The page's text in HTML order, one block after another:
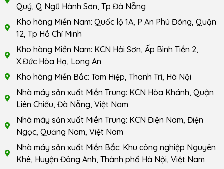
Quý, Q Ngũ Hành Sơn, Tp Đà Nẵng
Kho hàng Miền Nam: Quốc lộ 1A, P An Phú Đông, Quận
12, Tp Hồ Chí Minh
Kho hàng Miền Nam: KCN Hải Sơn, Ấp Bình Tiền 2,
X.Đức Hòa Hạ, Long An
Kho hàng Miền Bắc: Tam Hiệp, Thanh Trì, Hà Nội
Nhà máy sản xuất Miền Trung: KCN Hòa Khánh, Quận
Liên Chiểu, Đà Nẵng, Việt Nam
Nhà máy sản xuất Miền Trung: KCN Điện Nam, Điện
Ngọc, Quảng Nam, Việt Nam
Nhà máy sản xuất Miền Bắc: Khu công nghiệp Nguyên
Khê, Huyện Đông Anh, Thành phố Hà Nội, Việt Nam